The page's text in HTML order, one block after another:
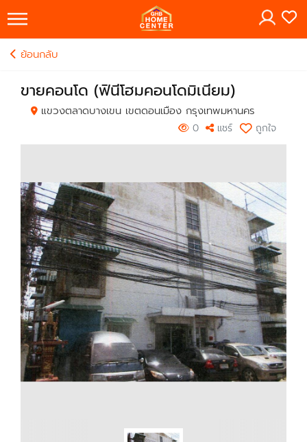
×
ย้อนกลับ
ขายคอนโด (ฟินีโฮมคอนโดมิเนียม)
แขวงตลาดบางเขน เขตดอนเมือง กรุงเทพมหานคร
0 แชร์ ถูกใจ